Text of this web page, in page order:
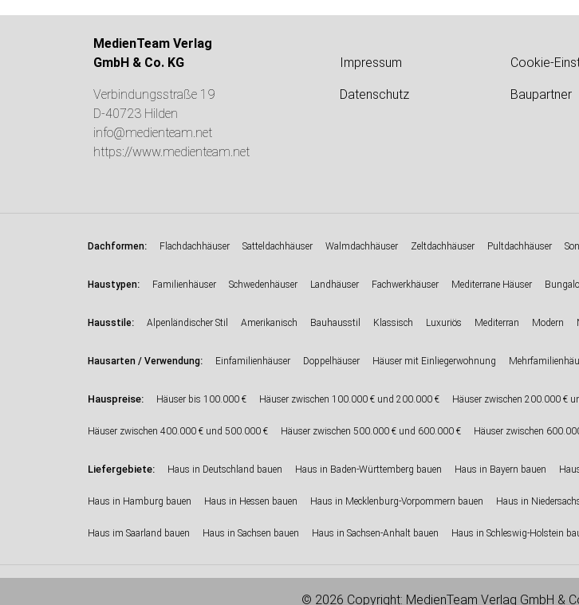
MedienTeam Verlag
GmbH & Co. KG
Verbindungsstraße 19
D-40723 Hilden
info@medienteam.net
https://www.medienteam.net
Impressum
Datenschutz
Cookie-
Baupartner
Dachformen: Flachdachhäuser Satteldachhäuser Walmdachhäuser Zeltdachhäuser Pultdachhäuser
Haustypen: Familienhäuser Schwedenhäuser Landhäuser Fachwerkhäuser Mediterrane Häuser
Hausstile: Alpenländischer Stil Amerikanisch Bauhausstil Klassisch Luxuriös Mediterran Modern
Hausarten / Verwendung: Einfamilienhäuser Doppelhäuser Häuser mit Einliegerwohnung
Hauspreise: Häuser bis 100.000 € Häuser zwischen 100.000 € und 200.000 € Häuser zwischen 200.000 €
Häuser zwischen 400.000 € und 500.000 € Häuser zwischen 500.000 € und 600.000 € Häuser zwischen
Liefergebiete: Haus in Deutschland bauen Haus in Baden-Württemberg bauen Haus in Bayern bauen
Haus in Hamburg bauen Haus in Hessen bauen Haus in Mecklenburg-Vorpommern bauen Haus in
Haus im Saarland bauen Haus in Sachsen bauen Haus in Sachsen-Anhalt bauen Haus in Schleswig-Holstein
© 2026 Copyright: MedienTeam Verlag GmbH &